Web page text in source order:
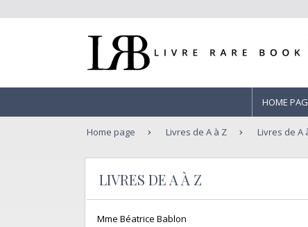
HOME
Home page Livres de A à Z Livres de A
LIVRES DE A À Z
Mme Béatrice Bablon